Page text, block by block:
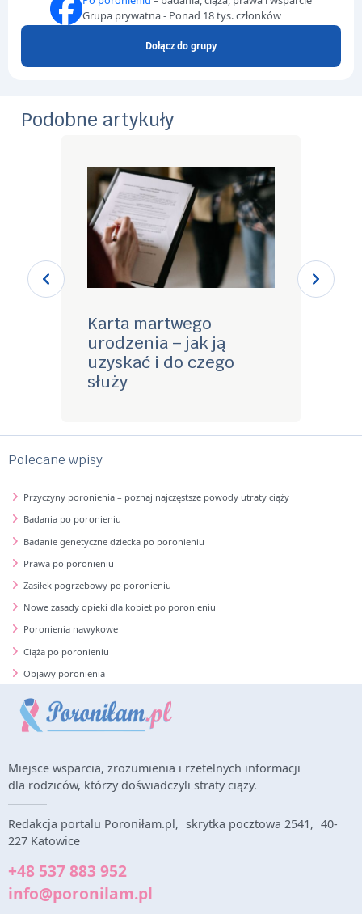
Grupa prywatna - Ponad 18 tys. członków
Dołącz do grupy
Podobne artykuły
Karta martwego
urodzenia – jak ją
uzyskać i do czego
służy
Miejsce wsparcia, zrozumienia i rzetelnych informacji
dla rodziców, którzy doświadczyli straty ciąży.
Redakcja portalu Poroniłam.pl, skrytka pocztowa 2541, 40-
227 Katowice
+48 537 883 952
info@poronilam.pl
Polecane wpisy
Przyczyny poronienia – poznaj najczęstsze powody utraty ciąży
Badania po poronieniu
Badanie genetyczne dziecka po poronieniu
Prawa po poronieniu
Zasiłek pogrzebowy po poronieniu
Nowe zasady opieki dla kobiet po poronieniu
Poronienia nawykowe
Ciąża po poronieniu
Objawy poronienia